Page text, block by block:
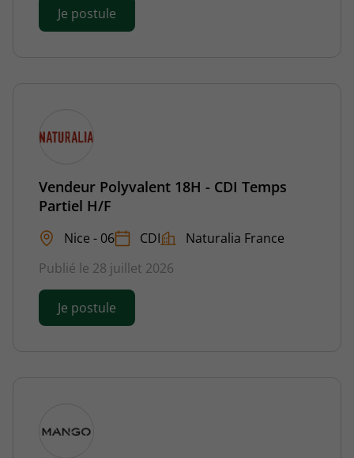
Je postule
Vendeur Polyvalent 18H - CDI Temps
Partiel H/F
Nice - 06 CDI
Naturalia France
Publié le 28 juillet 2026
Je postule